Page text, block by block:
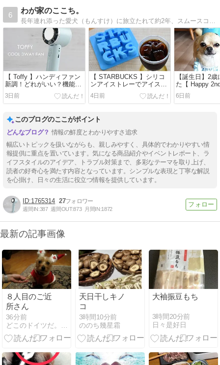
6
わが家のここち。
【 Toffy 】ハンディファン
新調！どれがいい？機能の
選び方と使い方【ひんやり
3Wayファン】
3日前
【 STARBUCKS 】シリコ
ンアイストレーでアイスコ
ーヒー＆カフェオレ【アル
ファベット製氷皿】
4日前
【誕生日】2
た【 Happy
6日前
このブログのここがポイント
情報の鮮度とわかりやすさ追求
幅広いトピックを扱いながらも、親しみやすく、具体的でわかりやすい情
報提供に重点を置いています。気になる商品紹介やイベントレポート、ラ
イフスタイルのアイデア、トラブル対策まで、多彩なテーマを取り上げ、
読者の好奇心を満たす内容となっています。シンプルな表現と丁寧な解説
を心掛け、日々の生活に役立つ情報を提供しています。
1765314 27
週間IN:387 週間OUT:873 月間IN:1872
最新の記事画像
８人目のご近
所さん
36分前
天日干しキノ
コ
3時間10分前
ののち幾星霜
大袖振豆もち
3時間20分前
日々是好日